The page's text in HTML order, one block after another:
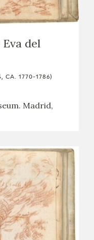
del
CA. 1770-1786)
Madrid,